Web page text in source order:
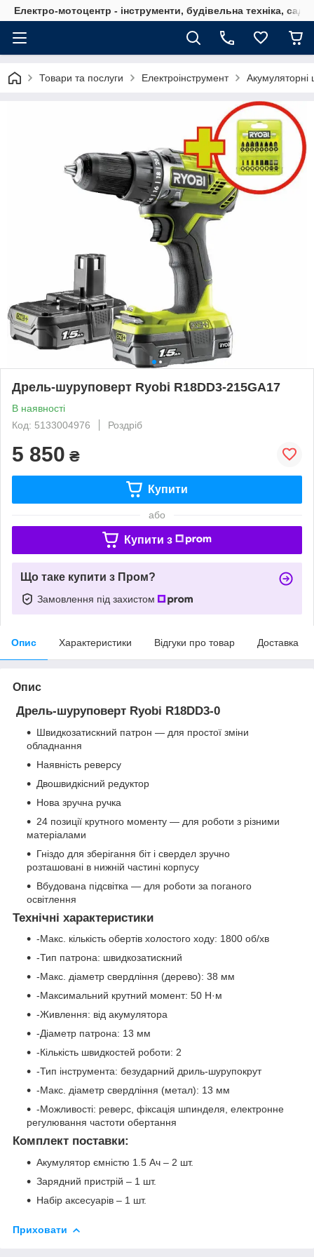
Електро-мотоцентр - інструменти, будівельна техніка,
Товари та послуги Електроінструмент Акумуляторні
Дрель-шуруповерт Ryobi R18DD3-215GA17
В наявності
Код: 5133004976
Роздріб
5 850 ₴
Купити
або
Купити з
Що таке купити з Пром?
Замовлення під захистом
Опис Характеристики Відгуки про товар Доставка
Опис
Дрель-шуруповерт Ryobi R18DD3-0
Швидкозатискний патрон — для простої зміни
обладнання
Наявність реверсу
Двошвидкісний редуктор
Нова зручна ручка
24 позиції крутного моменту — для роботи з різними
матеріалами
Гніздо для зберігання біт і свердел зручно
розташовані в нижній частині корпусу
Вбудована підсвітка — для роботи за поганого
освітлення
Технічні характеристики
-Макс. кількість обертів холостого ходу: 1800 об/хв
-Тип патрона: швидкозатискний
-Макс. діаметр свердління (дерево): 38 мм
-Максимальний крутний момент: 50 Н·м
-Живлення: від акумулятора
-Діаметр патрона: 13 мм
-Кількість швидкостей роботи: 2
-Тип інструмента: безударний дриль-шурупокрут
-Макс. діаметр свердління (метал): 13 мм
-Можливості: реверс, фіксація шпинделя, електронне
регулювання частоти обертання
Комплект поставки:
Акумулятор ємністю 1.5 Ач – 2 шт.
Зарядний пристрій – 1 шт.
Набір аксесуарів – 1 шт.
Приховати